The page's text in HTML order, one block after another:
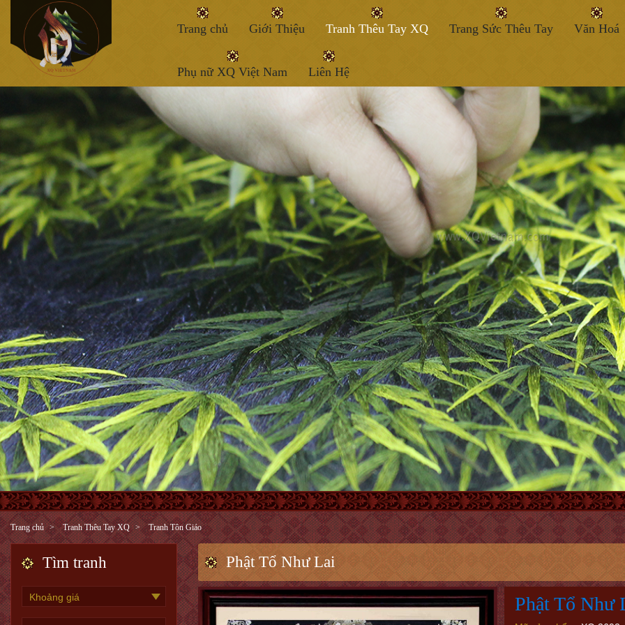
Trang chủ Giới Thiệu Tranh Thêu Tay XQ Trang Sức Thêu Tay Văn Hoá
Phụ nữ XQ Việt Nam Liên Hệ
Trang chủ Tranh Thêu Tay XQ Tranh Tôn Giáo
Tìm tranh Phật Tổ Như Lai
Phật Tổ Như